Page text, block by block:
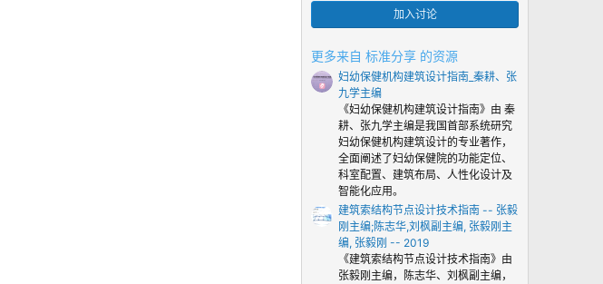
0
颗
加入讨论
更多来自 标准分享 的资源
妇幼保健机构建筑设计指南_秦耕、张
九学主编
《妇幼保健机构建筑设计指南》由 秦
耕、张九学主编是我国首部系统研究
妇幼保健机构建筑设计的专业著作，
全面阐述了妇幼保健院的功能定位、
科室配置、建筑布局、人性化设计及
智能化应用。
建筑索结构节点设计技术指南 -- 张毅
刚主编;陈志华,刘枫副主编, 张毅刚主
编, 张毅刚 -- 2019
《建筑索结构节点设计技术指南》由
张毅刚主编，陈志华、刘枫副主编，